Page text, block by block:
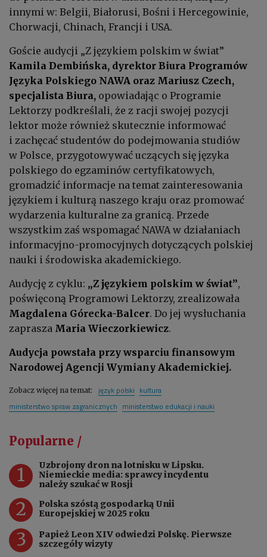
innymi w: Belgii, Białorusi, Bośni i Hercegowinie,
Chorwacji, Chinach, Francji i USA.
Goście audycji „Z językiem polskim w świat”
Kamila Dembińska, dyrektor Biura Programów
Języka Polskiego NAWA oraz Mariusz Czech,
specjalista Biura, opowiadając o Programie
Lektorzy podkreślali, że z racji swojej pozycji
lektor może również skutecznie informować
i zachęcać studentów do podejmowania studiów
w Polsce, przygotowywać uczących się języka
polskiego do egzaminów certyfikatowych,
gromadzić informacje na temat zainteresowania
językiem i kulturą naszego kraju oraz promować
wydarzenia kulturalne za granicą. Przede
wszystkim zaś wspomagać NAWA w działaniach
informacyjno-promocyjnych dotyczących polskiej
nauki i środowiska akademickiego.
Audycję z cyklu: „Z językiem polskim w świat”,
poświęconą Programowi Lektorzy, zrealizowała
Magdalena Górecka-Balcer. Do jej wysłuchania
zaprasza Maria Wieczorkiewicz.
Audycja powstała przy wsparciu finansowym
Narodowej Agencji Wymiany Akademickiej.
Zobacz więcej na temat: język polski kultura
ministerstwo spraw zagranicznych ministerstwo edukacji i nauki
Popularne /
1
Uzbrojony dron na lotnisku w Lipsku.
Niemieckie media: sprawcy incydentu
należy szukać w Rosji
2
Polska szóstą gospodarką Unii
Europejskiej w 2025 roku
3
Papież Leon XIV odwiedzi Polskę. Pierwsze
szczegóły wizyty